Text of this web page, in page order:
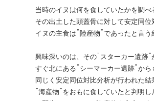
当時のイヌは何を食していたかを調べ
その出土した頭蓋骨に対して安定同
イヌの主食は”陸産物”であったと言う
興味深いのは、その”スターカー遺跡”
すぐ北にある”シーマーカー遺跡”から
同じく安定同位対比分析が行われた結
”海産物”をおもに食していたと判明し